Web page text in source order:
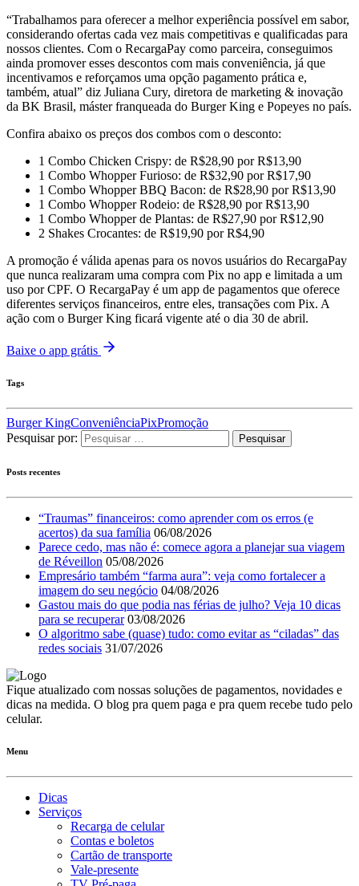
“Trabalhamos para oferecer a melhor experiência possível em sabor,
considerando ofertas cada vez mais competitivas e qualificadas para
nossos clientes. Com o RecargaPay como parceira, conseguimos
ainda promover esses descontos com mais conveniência, já que
incentivamos e reforçamos uma opção pagamento prática e,
também, atual” diz Juliana Cury, diretora de marketing & inovação
da BK Brasil, máster franqueada do Burger King e Popeyes no país.
Confira abaixo os preços dos combos com o desconto:
1 Combo Chicken Crispy: de R$28,90 por R$13,90
1 Combo Whopper Furioso: de R$32,90 por R$17,90
1 Combo Whopper BBQ Bacon: de R$28,90 por R$13,90
1 Combo Whopper Rodeio: de R$28,90 por R$13,90
1 Combo Whopper de Plantas: de R$27,90 por R$12,90
2 Shakes Crocantes: de R$19,90 por R$4,90
A promoção é válida apenas para os novos usuários do RecargaPay
que nunca realizaram uma compra com Pix no app e limitada a um
uso por CPF. O RecargaPay é um app de pagamentos que oferece
diferentes serviços financeiros, entre eles, transações com Pix. A
ação com o Burger King ficará vigente até o dia 30 de abril.
Baixe o app grátis
Tags
Burger KingConveniênciaPixPromoção
Pesquisar por:
Posts recentes
“Traumas” financeiros: como aprender com os erros (e
acertos) da sua família 06/08/2026
Parece cedo, mas não é: comece agora a planejar sua viagem
de Réveillon 05/08/2026
Empresário também “farma aura”: veja como fortalecer a
imagem do seu negócio 04/08/2026
Gastou mais do que podia nas férias de julho? Veja 10 dicas
para se recuperar 03/08/2026
O algoritmo sabe (quase) tudo: como evitar as “ciladas” das
redes sociais 31/07/2026
Fique atualizado com nossas soluções de pagamentos, novidades e
dicas na medida. O blog pra quem paga e pra quem recebe tudo pelo
celular.
Menu
Dicas
Serviços
Recarga de celular
Contas e boletos
Cartão de transporte
Vale-presente